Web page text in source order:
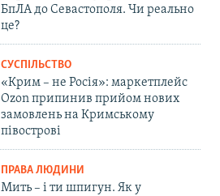
БпЛА до Севастополя. Чи реально
це?
СУСПІЛЬСТВО
«Крим – не Росія»: маркетплейс
Ozon припинив прийом нових
замовлень на Кримському
півострові
ПРАВА ЛЮДИНИ
Мить – і ти шпигун. Як у